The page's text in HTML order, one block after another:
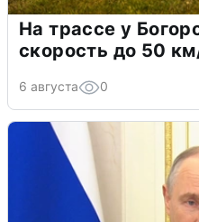
На трассе у
скорость до 50
6 августа 0